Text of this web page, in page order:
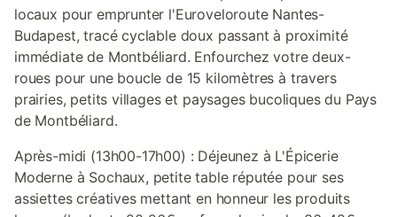
locaux pour emprunter l'Euroveloroute Nantes-
Budapest, tracé cyclable doux passant à proximité
immédiate de Montbéliard. Enfourchez votre deux-
roues pour une boucle de 15 kilomètres à travers
prairies, petits villages et paysages bucoliques du Pays
de Montbéliard.
Après-midi (13h00-17h00) : Déjeunez à L'Épicerie
Moderne à Sochaux, petite table réputée pour ses
assiettes créatives mettant en honneur les produits